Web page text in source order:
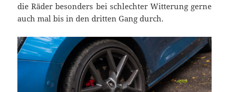
die Räder besonders bei schlechter Witterung gerne
auch mal bis in den dritten Gang durch.